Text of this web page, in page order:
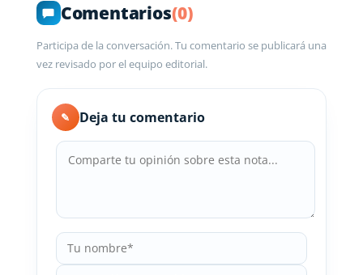
Comentarios(0)
Participa de la conversación. Tu comentario se publicará una
vez revisado por el equipo editorial.
✎ Deja tu comentario